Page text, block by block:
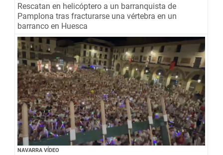
Rescatan en helicóptero a un barranquista de
Pamplona tras fracturarse una vértebra en un
barranco en Huesca
NAVARRA VÍDEO